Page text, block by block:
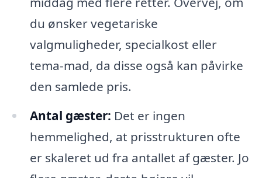
du ønsker vegetariske
valgmuligheder, specialkost eller
tema-mad, da disse også kan påvirke
den samlede pris.
Antal gæster: Det er ingen
hemmelighed, at prisstrukturen ofte
er skaleret ud fra antallet af gæster. Jo